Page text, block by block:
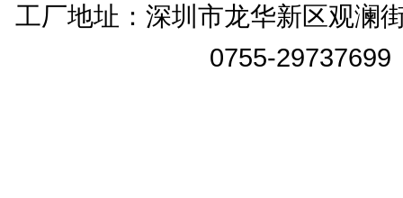
工厂地址： 深圳市龙华新区观澜
0755-